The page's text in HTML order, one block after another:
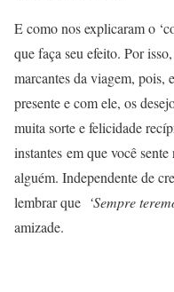
E como nos explicaram o
que faça seu efeito. Por
marcantes da viagem, pois,
presente e com ele, os
muita sorte e felicidade
instantes em que você
alguém. Independente de
lembrar que ‘Sempre
amizade.